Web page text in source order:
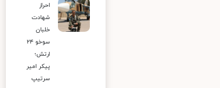
احراز
شهادت
خلبان
سوخو ۲۴
ارتش؛
پیکر امیر
سرتیپ